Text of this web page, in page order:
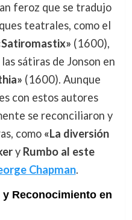
feroz que se tradujo
teatrales, como el
(1600),
sátiras de Jonson en
(1600). Aunque
con estos autores
se reconciliaron y
como «La diversión
y Rumbo al este
Chapman.
Reconocimiento en